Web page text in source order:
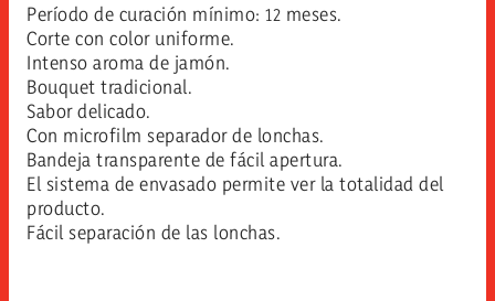
Período de curación mínimo: 12 meses.
Corte con color uniforme.
Intenso aroma de jamón.
Bouquet tradicional.
Sabor delicado.
Con microfilm separador de lonchas.
Bandeja transparente de fácil apertura.
El sistema de envasado permite ver la totalidad del
producto.
Fácil separación de las lonchas.